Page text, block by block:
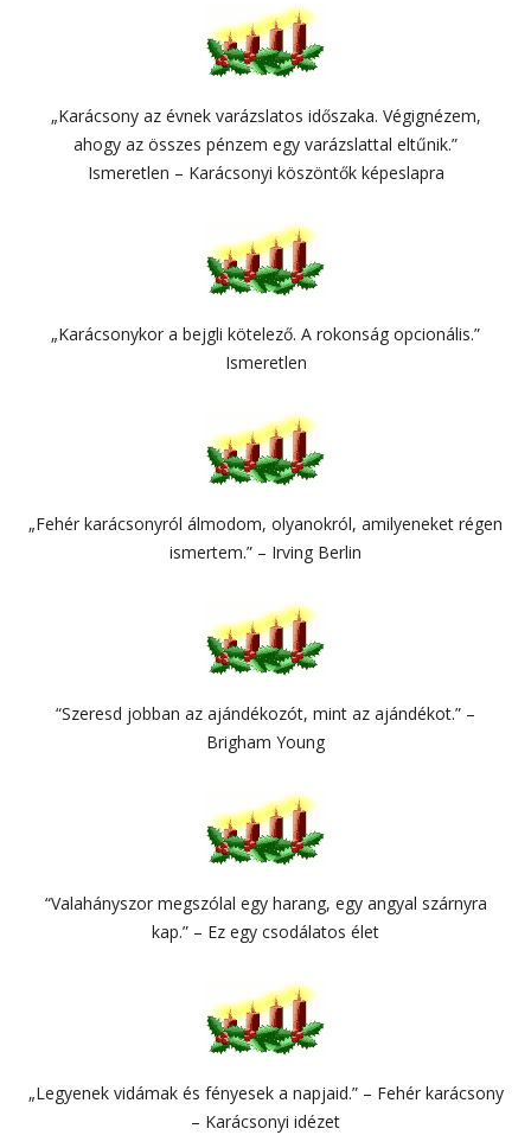
„Karácsony az évnek varázslatos időszaka. Végignézem,
ahogy az összes pénzem egy varázslattal eltűnik.”
Ismeretlen – Karácsonyi köszöntők képeslapra
„Karácsonykor a bejgli kötelező. A rokonság opcionális.”
Ismeretlen
„Fehér karácsonyról álmodom, olyanokról, amilyeneket régen
ismertem.” – Irving Berlin
“Szeresd jobban az ajándékozót, mint az ajándékot.” –
Brigham Young
“Valahányszor megszólal egy harang, egy angyal szárnyra
kap.” – Ez egy csodálatos élet
„Legyenek vidámak és fényesek a napjaid.” – Fehér karácsony
– Karácsonyi idézet